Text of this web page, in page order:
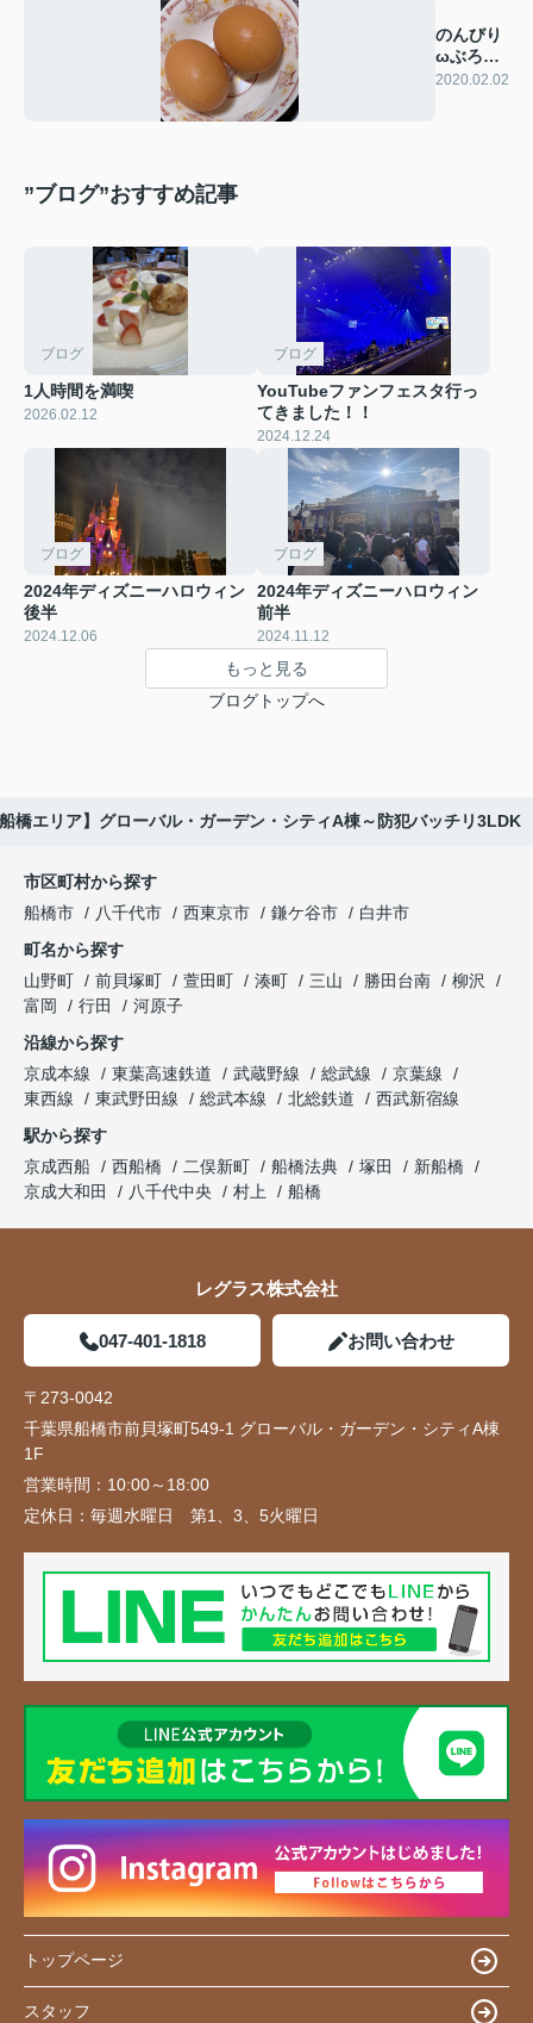
のんびり
ωぶろ
ぐ ＊1
2020.02.02
”ブログ”おすすめ記事
ブログ
1人時間を満喫
2026.02.12
ブログ
YouTubeファンフェスタ行っ
てきました！！
2024.12.24
ブログ
2024年ディズニーハロウィン
後半
2024.12.06
ブログ
2024年ディズニーハロウィン
前半
2024.11.12
もっと見る
ブログトップへ
橋エリア】グローバル・ガーデン・シティA棟～防犯バッチリ3LDK
市区町村から探す
船橋市
八千代市 西東京市 鎌ケ谷市
白井市
町名から探す
山野町
前貝塚町 萱田町 湊町 三山 勝田台南
柳沢
富岡
行田
河原子
沿線から探す
京成本線
東葉高速鉄道 武蔵野線 総武線
京葉線
東西線
東武野田線 総武本線 北総鉄道
西武新宿線
駅から探す
京成西船
西船橋 二俣新町 船橋法典 塚田
新船橋
京成大和田
八千代中央 村上 船橋
レグラス株式会社
047-401-1818 お問い合わせ
〒273-0042
千葉県船橋市前貝塚町549-1 グローバル・ガーデン・シティA棟
1F
営業時間： 10:00～18:00
定休日： 毎週水曜日 第1、3、5火曜日
トップページ
スタッフ